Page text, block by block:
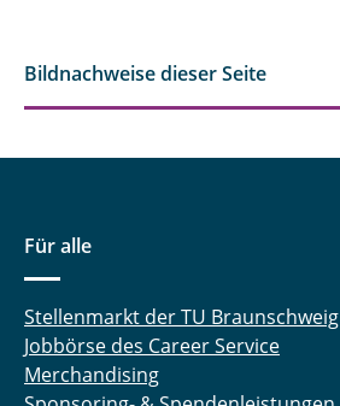
Bildnachweise dieser Seite
Für alle
Stellenmarkt der TU Braunschweig
Jobbörse des Career Service
Merchandising